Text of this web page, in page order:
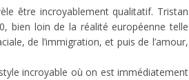
être incroyablement qualitatif. Tristan
bien loin de la réalité européenne telle
de l’immigration, et puis de l’amour,
incroyable où on est immédiatement